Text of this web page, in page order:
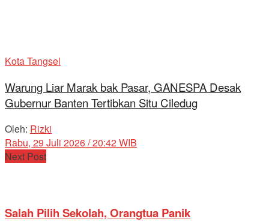
Kota Tangsel
Warung Liar Marak bak Pasar, GANESPA Desak
Gubernur Banten Tertibkan Situ Ciledug
Oleh: Rizki
Rabu, 29 Juli 2026 / 20:42 WIB
Next Post
Salah Pilih Sekolah, Orangtua Panik